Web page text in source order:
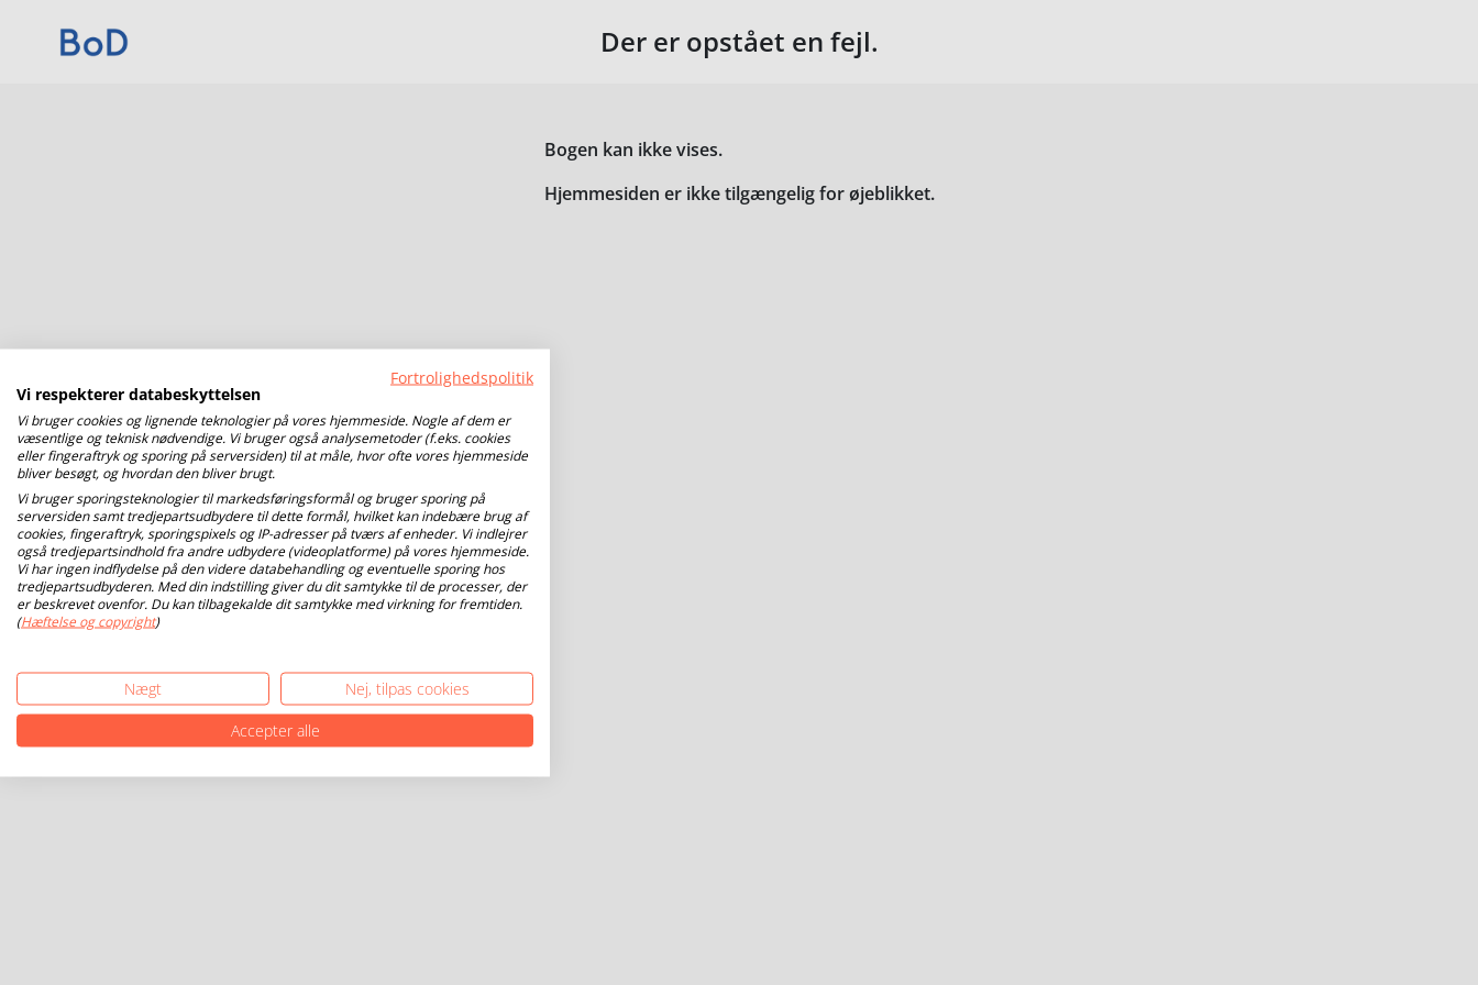
Der er opstået en fejl.
Bogen kan ikke vises.
Hjemmesiden er ikke tilgængelig for øjeblikket.
Fortrolighedspolitik
Vi respekterer databeskyttelsen
Vi bruger cookies og lignende teknologier på vores hjemmeside. Nogle af dem er
væsentlige og teknisk nødvendige. Vi bruger også analysemetoder (f.eks. cookies
eller fingeraftryk og sporing på serversiden) til at måle, hvor ofte vores hjemmeside
bliver besøgt, og hvordan den bliver brugt.
Vi bruger sporingsteknologier til markedsføringsformål og bruger sporing på
serversiden samt tredjepartsudbydere til dette formål, hvilket kan indebære brug af
cookies, fingeraftryk, sporingspixels og IP-adresser på tværs af enheder. Vi indlejrer
også tredjepartsindhold fra andre udbydere (videoplatforme) på vores hjemmeside.
Vi har ingen indflydelse på den videre databehandling og eventuelle sporing hos
tredjepartsudbyderen. Med din indstilling giver du dit samtykke til de processer, der
er beskrevet ovenfor. Du kan tilbagekalde dit samtykke med virkning for fremtiden.
(Hæftelse og copyright)
Nægt
Nej, tilpas cookies
Accepter alle